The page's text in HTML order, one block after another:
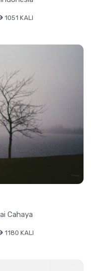
1051 KALI
Cahaya
1180 KALI